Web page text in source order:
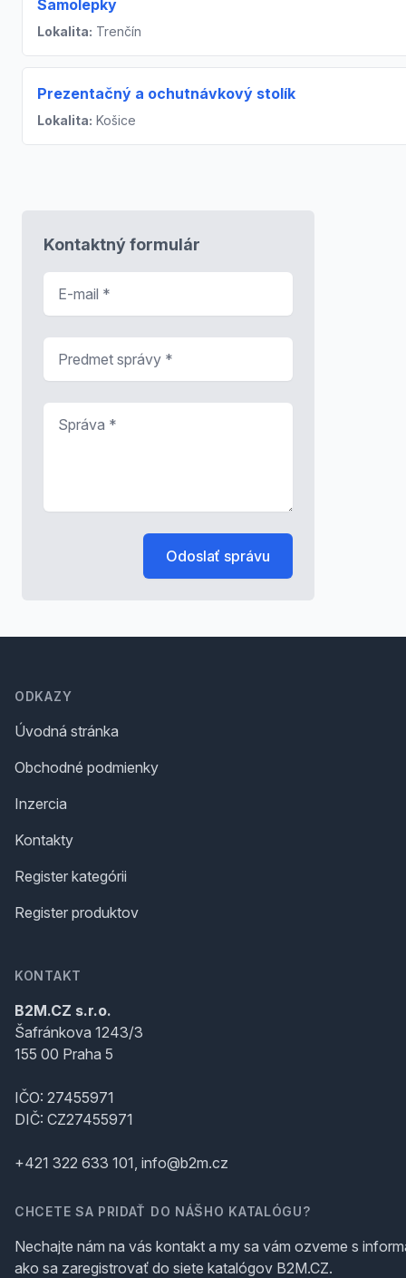
Samolepky
Lokalita: Trenčín
Prezentačný a ochutnávkový stolík
Lokalita: Košice
Kontaktný formulár
Odoslať správu
ODKAZY
Úvodná stránka
Obchodné podmienky
Inzercia
Kontakty
Register kategórii
Register produktov
KONTAKT
B2M.CZ s.r.o.
Šafránkova 1243/3
155 00 Praha 5
IČO: 27455971
DIČ: CZ27455971
+421 322 633 101, info@b2m.cz
CHCETE SA PRIDAŤ DO NÁŠHO KATALÓGU?
Nechajte nám na vás kontakt a my sa vám ozveme s
ako sa zaregistrovať do siete katalógov B2M.CZ.